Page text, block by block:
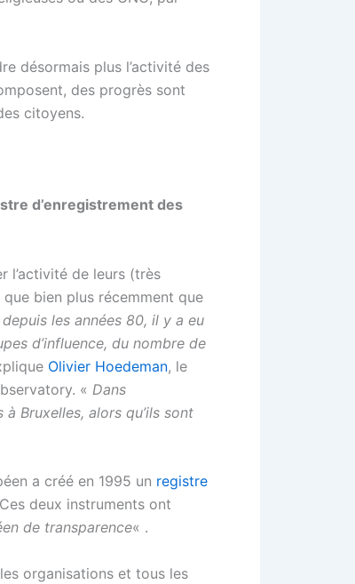
désormais plus l’activité des
des progrès sont
citoyens.
d’enregistrement des
l’activité de leurs (très
bien plus récemment que
depuis les années 80, il y a eu
d’influence, du nombre de
Olivier Hoedeman, le
« Dans
Bruxelles, alors qu’ils sont
a créé en 1995 un registre
deux instruments ont
de transparence« .
organisations et tous les